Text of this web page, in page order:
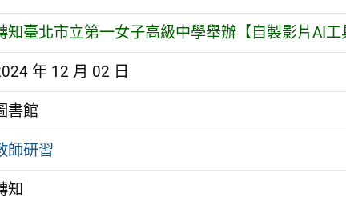
知臺北市立第一女子高級中學舉辦【自製影片AI
年 12 月 02 日
書館
師研習
知